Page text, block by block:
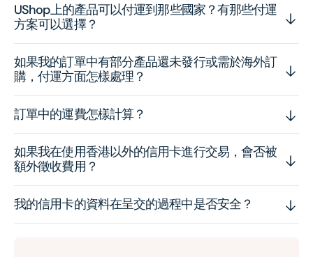
UShop上的產品可以付運到那些國家？有那些付運
方案可以選擇？
如果我的訂單中有部分產品還未發行或需於海外訂
購，付運方面怎樣處理？
訂單中的運費怎樣計算？
如果我在使用香港以外的信用卡進行交易，會否被
額外徵收費用？
我的信用卡的資料在呈交的過程中是否安全？